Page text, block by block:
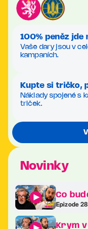
100% peněz jde
Vaše dary jsou v
kampaních.
Kupte si tričko,
Náklady spojené s
triček.
Novinky
Co
Epizode